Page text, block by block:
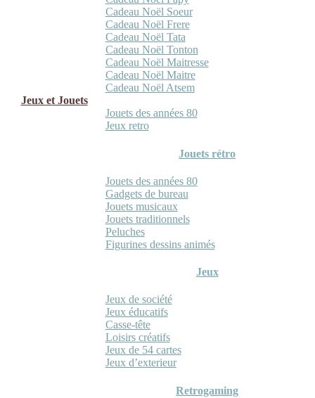
Cadeau Noël Soeur
Cadeau Noël Frere
Cadeau Noël Tata
Cadeau Noël Tonton
Cadeau Noël Maitresse
Cadeau Noël Maitre
Cadeau Noël Atsem
Jeux et Jouets
Jouets des années 80
Jeux retro
Jouets rétro
Jouets des années 80
Gadgets de bureau
Jouets musicaux
Jouets traditionnels
Peluches
Figurines dessins animés
Jeux
Jeux de société
Jeux éducatifs
Casse-tête
Loisirs créatifs
Jeux de 54 cartes
Jeux d’exterieur
Retrogaming